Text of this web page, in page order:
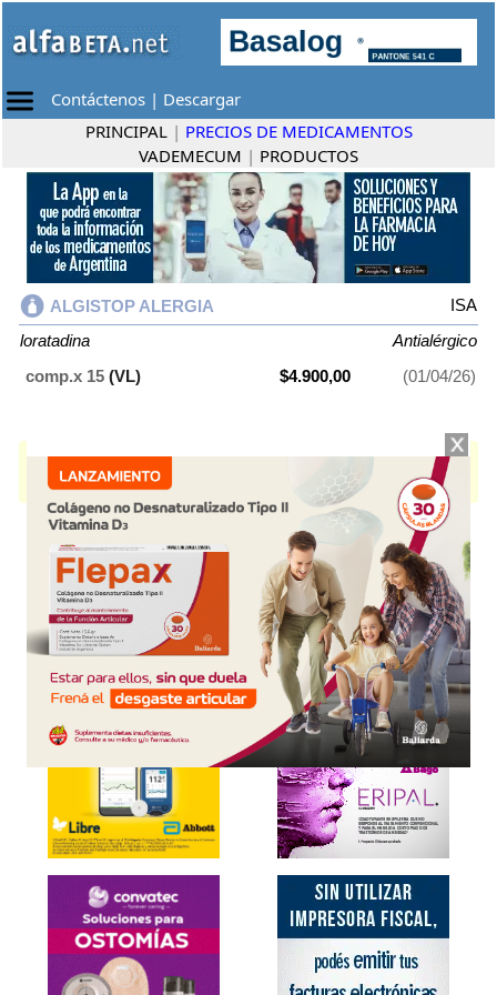
Contáctenos | Descargar
PRINCIPAL | PRECIOS DE MEDICAMENTOS
VADEMECUM | PRODUCTOS
ALGISTOP ALERGIA
ISA
loratadina
Antialérgico
comp.x 15 (VL) $4.900,00 (01/04/26)
Antialérgico
Es producido porISAy cuenta con 1 presentación disponible.
Explorar más
Otros productos con
loratadina
Otros productos de